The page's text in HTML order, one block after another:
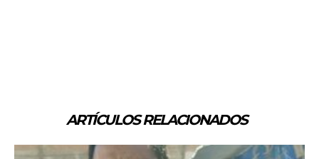
ARTÍCULOS RELACIONADOS